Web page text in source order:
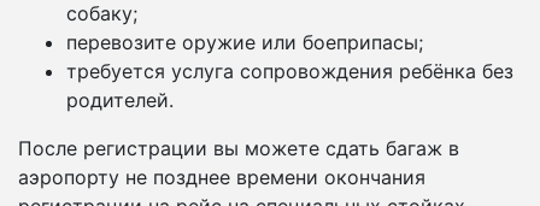
собаку;
перевозите оружие или боеприпасы;
требуется услуга сопровождения ребёнка без
родителей.
После регистрации вы можете сдать багаж в
аэропорту не позднее времени окончания